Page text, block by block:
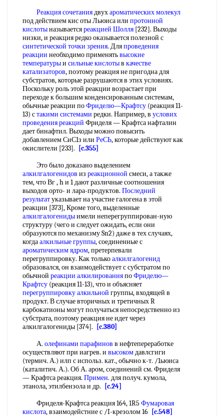
Реакция сочетаниядвухароматических молекул
под действием кис оты Льюиса или протонной
кислотыназываетсяреакцией Шолля [232]. Выходы
низки, и реакция редко оказывается полезной с
синтетической точки зрения. Дляпроведения
реакции необходимо применятьвысокие
температурыи сильные кислотыв качестве
катализаторов, поэтому реакция не пригодна для
субстратов, которые разрушаются в этих условиях.
Поскольку роль этой реакции возрастает при
переходе к большим конденсированным системам,
обычные реакции поФриделю—Крафтсу (реакция 11-
13) стакими системами редки. Например, в услових
проведения реакций Фриделя — Крафтса нафталин
дает бинафтил. Выходы можно повысить
добавлением СиС1з или РеСЬ, которые действуют как
окислители [233].
[c.355]
Это было доказано выделением
алкилгалогенидов из реакционной смеси, а также
тем, что Вг , h и 1 дают различные соотношения
выходов орто- и лара-продуктов. Последний
результатуказывает на участие галогена в этой
реакции [373], Кроме того, выделенные
алкилгалогенидыимели неперегруппирован-ную
структуру (чего и следует ожидать, если они
образуются по механизму Sn2) даже в тех случаях,
когдаалкильные группы, соединенные с
ароматическим ядром, претерпевали
перегруппировку. Как толькоалкилгалогенид
образовался, он взаимодействует с субстратом по
обычной реакции алкилированияпоФриделю—
Крафтсу (реакция 11-13), что и объясняет
перегруппировку алкильной группы, входящей в
продукт. В случае вторичных и третичных R
карбокатионы могут получаться непосредственно из
субстрата, поэтому реакция не идет через
алкилгалогениды [374].
[c.380]
А. олефинами парафинов в нефтепереработке
осуществляют при иагрев. и высокомдавлсгиги
(термич. А.) илп с использ. кат., обычно к-т. /1ьюиса
(каталитич. А.). Об А. аром, соединений см. Фриделя
— Крафтса реакция. Примен. для получ. кумола,
этанола, этилбензола и др.
[c.24]
Фриделя-Крафтса реакция 164, 1R5 Фумаровая
кислота, взаимодейстние с /I-крезолом 16 [c.548]